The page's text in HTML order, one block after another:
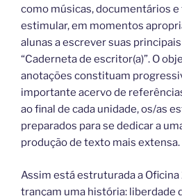
como músicas, documentários
estimular, em momentos
alunas a escrever suas
“Caderneta de escritor(a)”. O
anotações constituam
importante acervo de
ao final de cada unidade, os/as
preparados para se dedicar a
produção de texto mais extensa.
Assim está estruturada a Oficina
trançam uma história: liberdade